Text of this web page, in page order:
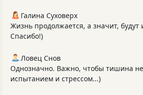
Галина Суховерх
Жизнь продолжается, а значит, будут
Спасибо!)
Ловец Снов
Однозначно. Важно, чтобы тишина не
испытанием и стрессом...)